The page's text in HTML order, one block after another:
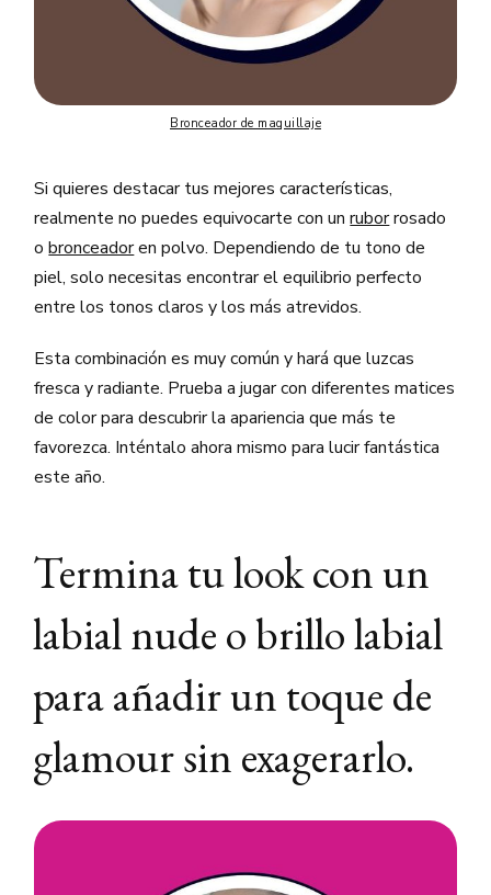
Bronceador de maquillaje
Si quieres destacar tus mejores características,
realmente no puedes equivocarte con unruborrosado
obronceadoren polvo. Dependiendo de tu tono de
piel, solo necesitas encontrar el equilibrio perfecto
entre los tonos claros y los más atrevidos.
Esta combinación es muy común y hará que luzcas
fresca y radiante. Prueba a jugar con diferentes matices
de color para descubrir la apariencia que más te
favorezca. Inténtalo ahora mismo para lucir fantástica
este año.
Termina tu look con un
labial nude o brillo labial
para añadir un toque de
glamour sin exagerarlo.